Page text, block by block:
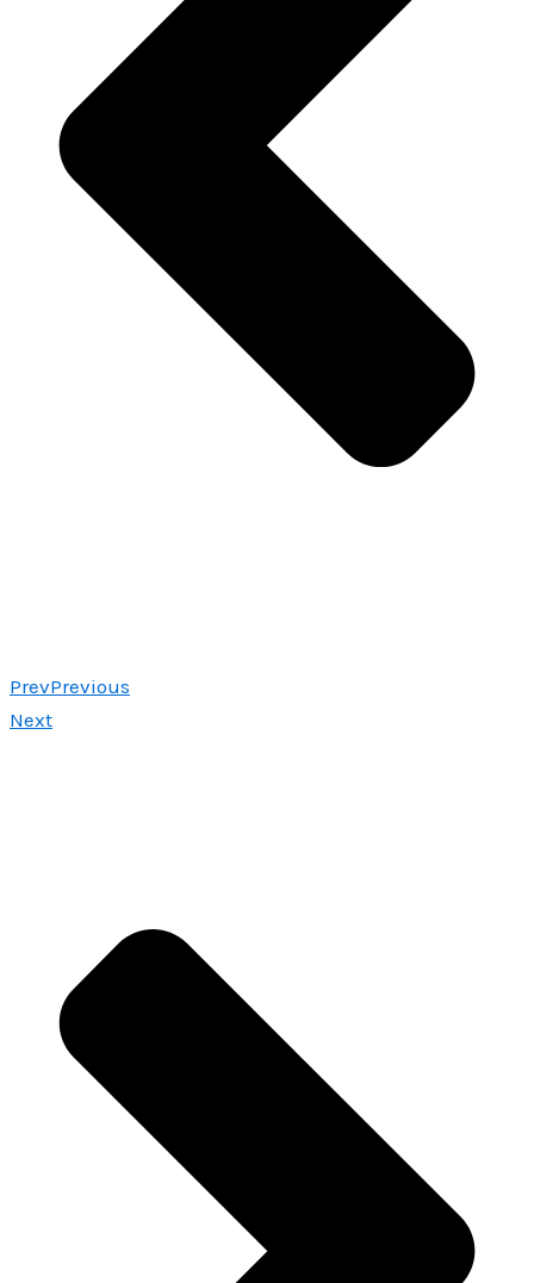
PrevPrevious
Next